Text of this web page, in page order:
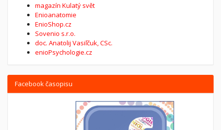
magazín Kulatý svět
Enioanatomie
EnioShop.cz
Sovenio s.r.o.
doc. Anatolij Vasiľčuk, CSc.
enioPsychologie.cz
Facebook časopisu